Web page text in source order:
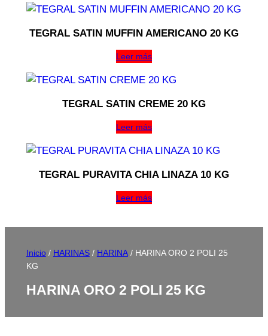
TEGRAL SATIN MUFFIN AMERICANO 20 KG
Leer más
TEGRAL SATIN CREME 20 KG
Leer más
TEGRAL PURAVITA CHIA LINAZA 10 KG
Leer más
Inicio / HARINAS/ HARINA/ HARINA ORO 2 POLI 25
KG
HARINA ORO 2 POLI 25 KG